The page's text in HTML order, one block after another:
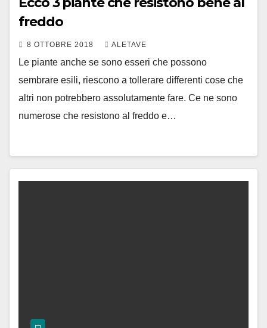
freddo
8 OTTOBRE 2018 ALETAVE
Le piante anche se sono esseri che possono
sembrare esili, riescono a tollerare differenti cose che
altri non potrebbero assolutamente fare. Ce ne sono
numerose che resistono al freddo e…